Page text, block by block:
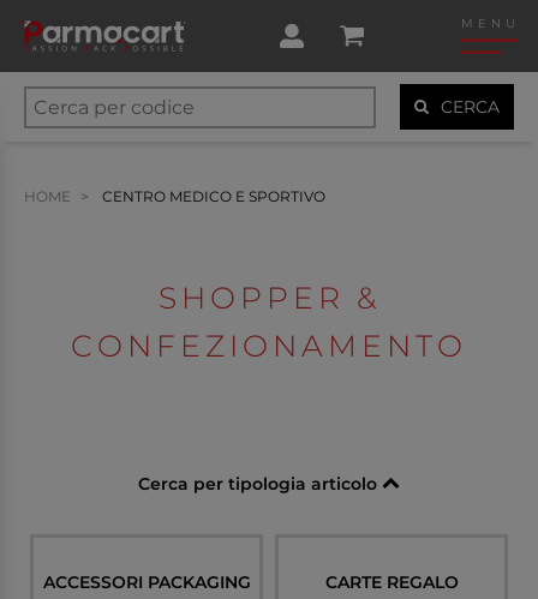
MENU
CERCA
HOME CENTRO MEDICO E SPORTIVO
SHOPPER &
CONFEZIONAMENTO
Cerca per tipologia articolo
ACCESSORI PACKAGING CARTE REGALO